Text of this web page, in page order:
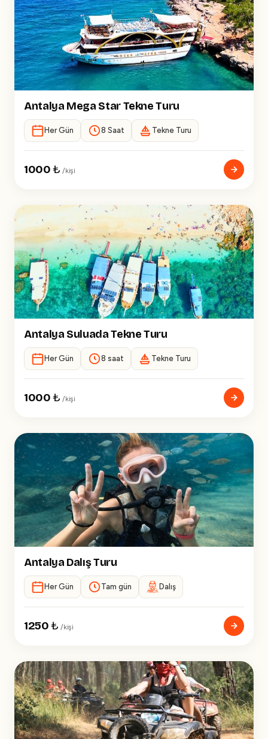
Antalya Mega Star Tekne Turu
Her Gün 8 Saat Tekne Turu
1000₺ /kişi
Antalya Suluada Tekne Turu
Her Gün 8 saat Tekne Turu
1000₺ /kişi
Antalya Dalış Turu
Her Gün Tam gün Dalış
1250₺ /kişi